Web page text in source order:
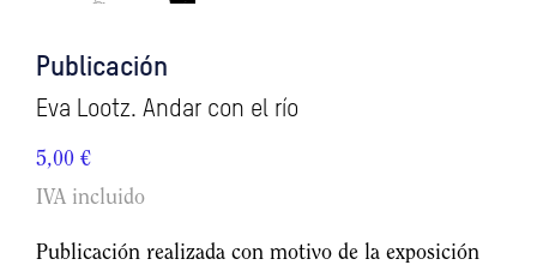
Publicación
Eva Lootz. Andar con el río
5,00 €
IVA incluido
Publicación realizada con motivo de la exposición